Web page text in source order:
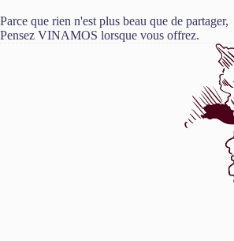
Parce que rien n'est plus beau que de partager,
Pensez VINAMOS lorsque vous offrez.